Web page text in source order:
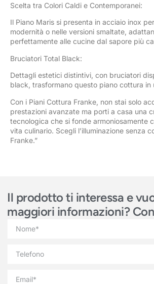
Scelta tra Colori Caldi e Contemporanei:
Il Piano Maris si presenta in acciaio inox
modernità o nelle versioni smaltate,
perfettamente alle cucine dal sapore più
Bruciatori Total Black:
Dettagli estetici distintivi, con bruciatori
black, trasformano questo piano cottura in
Con i Piani Cottura Franke, non stai solo
prestazioni avanzate ma porti a casa una
tecnologica che si fonde armoniosamente
vita culinario. Scegli l’illuminazione senza
Franke.”
Il prodotto ti interessa e
maggiori informazioni?